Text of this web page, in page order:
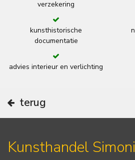
verzekering
kunsthistorische
documentatie
advies interieur en verlichting
terug
Kunsthandel